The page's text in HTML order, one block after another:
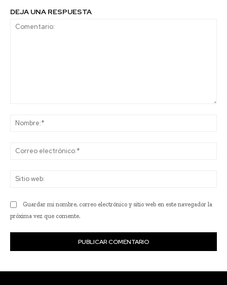
DEJA UNA RESPUESTA
Guardar mi nombre, correo electrónico y sitio web en este navegador la
próxima vez que comente.